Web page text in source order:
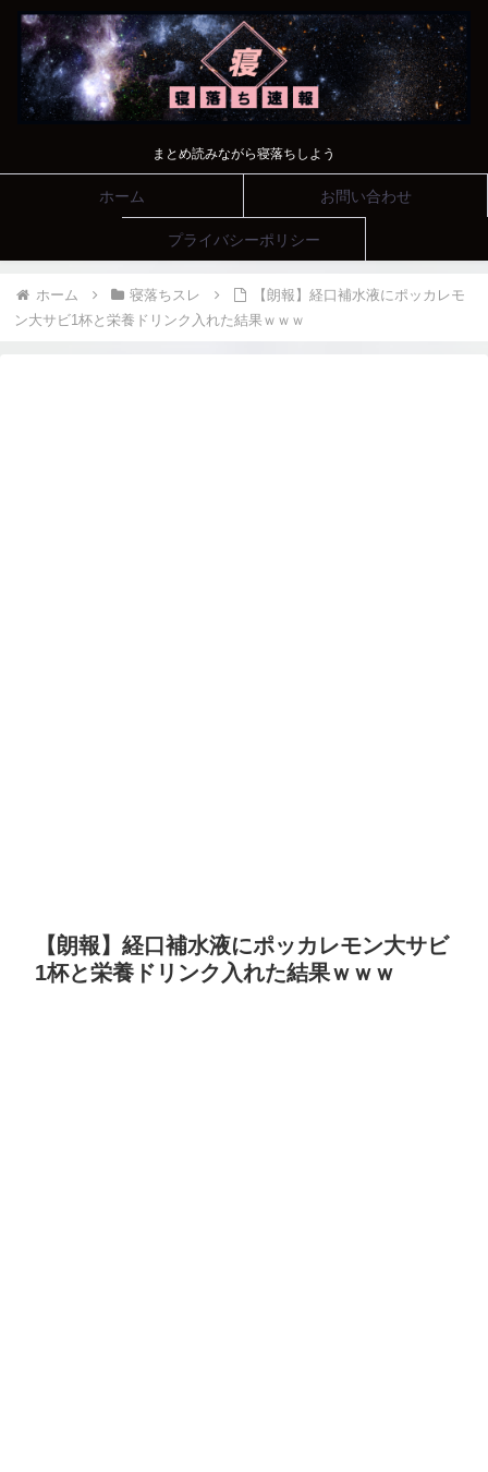
まとめ読みながら寝落ちしよう
ホーム お問い合わせ
プライバシーポリシー
ホーム 寝落ちスレ
【朗報】経口補水液にポッカレモ
ン大サビ1杯と栄養ドリンク入れた結果ｗｗｗ
【朗報】経口補水液にポッカレモン大サビ
1杯と栄養ドリンク入れた結果ｗｗｗ